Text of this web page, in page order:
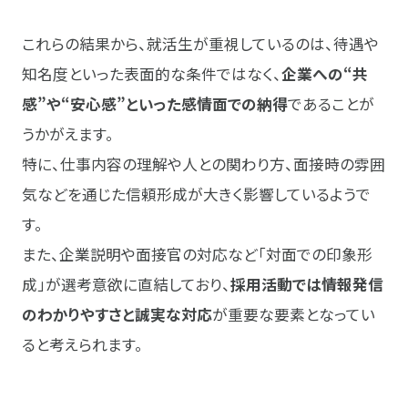
これらの結果から、就活生が重視しているのは、待遇や
知名度といった表面的な条件ではなく、企業への“共
感”や“安心感”といった感情面での納得であることが
うかがえます。
特に、仕事内容の理解や人との関わり方、面接時の雰囲
気などを通じた信頼形成が大きく影響しているようで
す。
また、企業説明や面接官の対応など「対面での印象形
成」が選考意欲に直結しており、採用活動では情報発信
のわかりやすさと誠実な対応が重要な要素となってい
ると考えられます。